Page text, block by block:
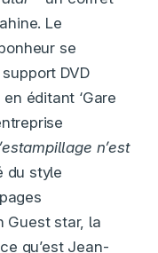
Le
se
DVD
éditant ‘Gare
n’est
du style
Guest star, la
qu’est Jean-